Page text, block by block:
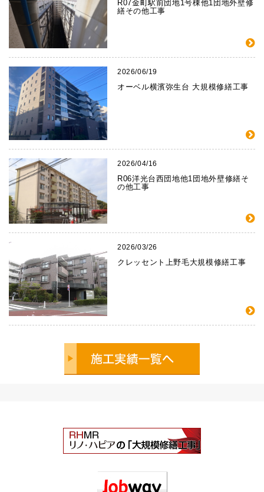
R07金町駅前団地1号棟他1団地外壁修
繕その他工事
2026/06/19
オーベル横濱弥生台 大規模修繕工事
2026/04/16
R06洋光台西団地他1団地外壁修繕そ
の他工事
2026/03/26
クレッセント上野毛大規模修繕工事